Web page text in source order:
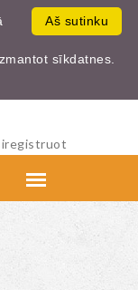
Aš sutinku
sīkdatnes.